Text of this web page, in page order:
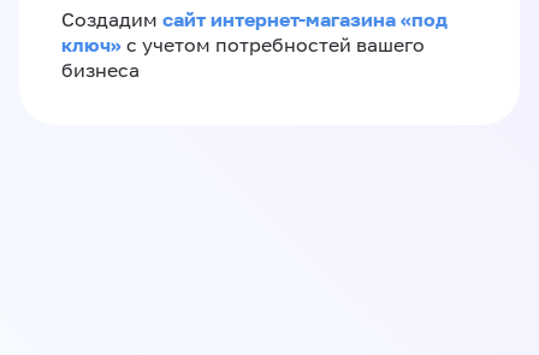
Создадим сайт интернет-магазина «под
ключ» с учетом потребностей вашего
бизнеса